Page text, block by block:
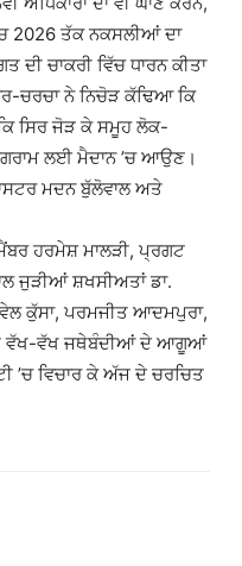
2026 ਤੱਕ ਨਕਸਲੀਆਂ ਦਾ
ਚਾਕਰੀ ਵਿੱਚ ਧਾਰਨ ਕੀਤਾ
ਚਰਚਾ ਨੇ ਨਿਚੋੜ ਕੱਢਿਆ ਕਿ
ਸਿਰ ਜੋੜ ਕੇ ਸਮੂਹ ਲੋਕ-
ਲਈ ਮੈਦਾਨ ’ਚ ਆਉਣ।
ਮਦਨ ਬੁੱਲੋਵਾਲ ਅਤੇ
ਹਰਮੇਸ਼ ਮਾਲੜੀ, ਪ੍ਰਗਟ
ਜੁੜੀਆਂ ਸ਼ਖਸੀਅਤਾਂ ਡਾ.
ਕੁੱਸਾ, ਪਰਮਜੀਤ ਆਦਮਪੁਰਾ,
ਵੱਖ-ਵੱਖ ਜਥੇਬੰਦੀਆਂ ਦੇ ਆਗੂਆਂ
’ਚ ਵਿਚਾਰ ਕੇ ਅੱਜ ਦੇ ਚਰਚਿਤ